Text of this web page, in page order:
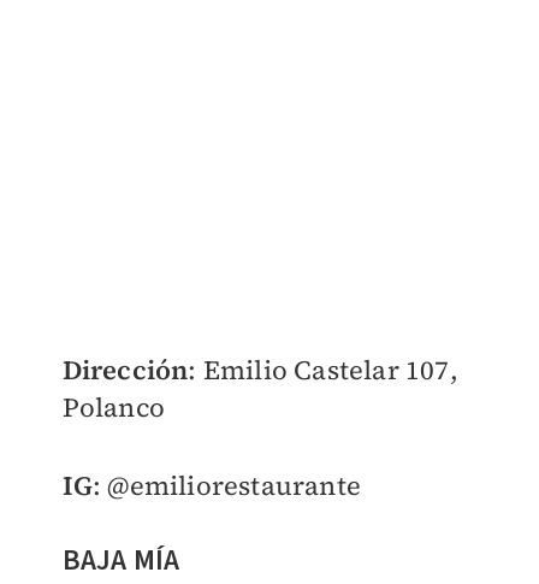
Dirección: Emilio Castelar 107,
Polanco
IG: @emiliorestaurante
BAJA MÍA